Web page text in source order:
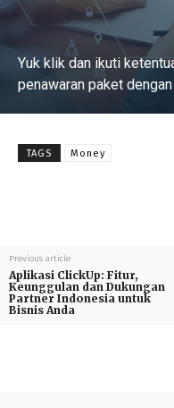
Yuk klik dan ikuti
penawaran paket
Baca Selengkapnya
TAGS Money
Previous article
Aplikasi ClickUp: Fitur,
Keunggulan dan Dukungan
Partner Indonesia untuk
Bisnis Anda